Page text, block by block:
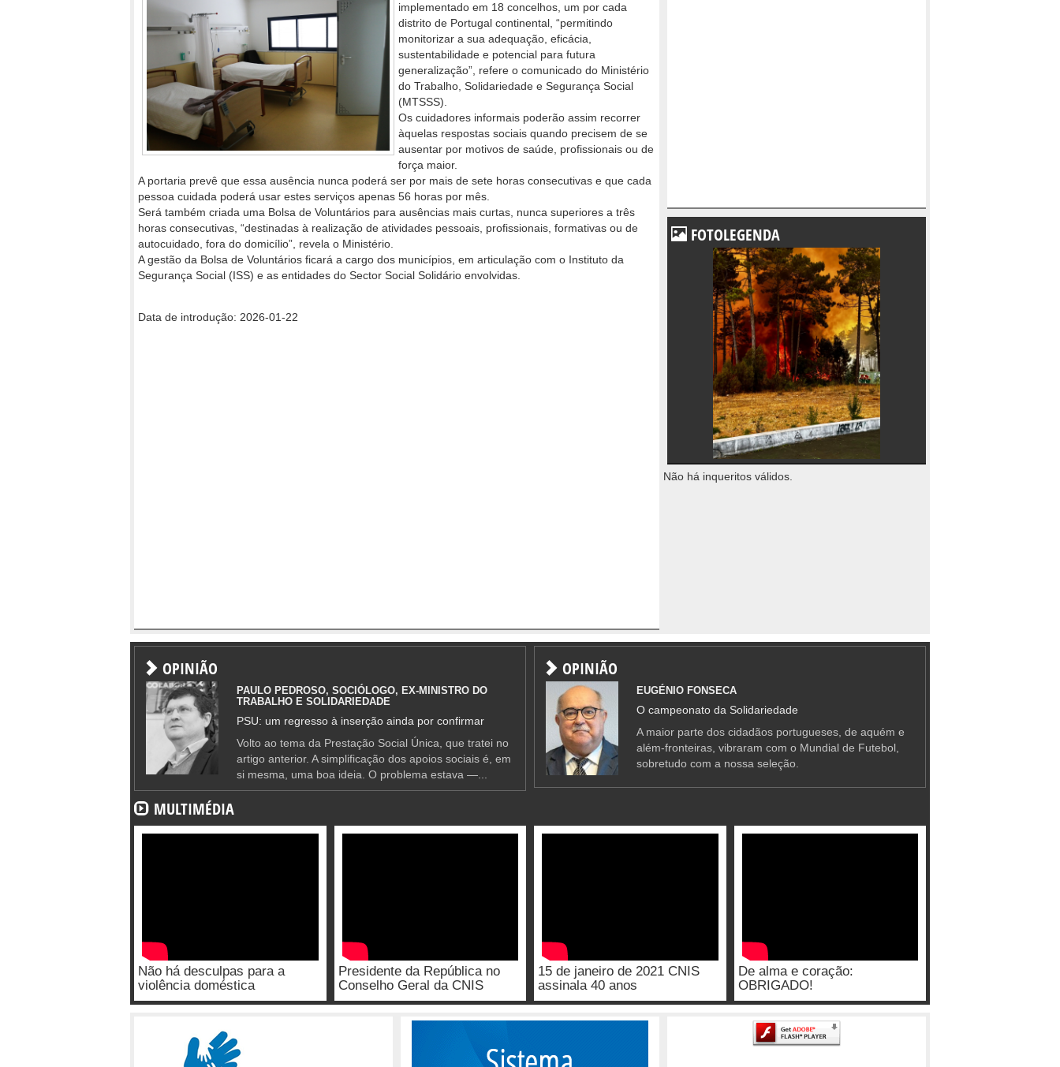
implementado em 18 concelhos, um por cada
distrito de Portugal continental, “permitindo
monitorizar a sua adequação, eficácia,
sustentabilidade e potencial para futura
generalização”, refere o comunicado do Ministério
do Trabalho, Solidariedade e Segurança Social
(MTSSS).
Os cuidadores informais poderão assim recorrer
àquelas respostas sociais quando precisem de se
ausentar por motivos de saúde, profissionais ou de
força maior.
A portaria prevê que essa ausência nunca poderá ser por mais de sete horas consecutivas e que cada
pessoa cuidada poderá usar estes serviços apenas 56 horas por mês.
Será também criada uma Bolsa de Voluntários para ausências mais curtas, nunca superiores a três
horas consecutivas, “destinadas à realização de atividades pessoais, profissionais, formativas ou de
autocuidado, fora do domicílio”, revela o Ministério.
A gestão da Bolsa de Voluntários ficará a cargo dos municípios, em articulação com o Instituto da
Segurança Social (ISS) e as entidades do Sector Social Solidário envolvidas.
Data de introdução: 2026-01-22
FOTOLEGENDA
Não há inqueritos válidos.
OPINIÃO
PAULO PEDROSO, SOCIÓLOGO, EX-MINISTRO DO
TRABALHO E SOLIDARIEDADE
PSU: um regresso à inserção ainda por confirmar
Volto ao tema da Prestação Social Única, que tratei no
artigo anterior. A simplificação dos apoios sociais é, em
si mesma, uma boa ideia. O problema estava —...
OPINIÃO
EUGÉNIO FONSECA
O campeonato da Solidariedade
A maior parte dos cidadãos portugueses, de aquém e
além-fronteiras, vibraram com o Mundial de Futebol,
sobretudo com a nossa seleção.
MULTIMÉDIA
Não há desculpas para a
violência doméstica
Presidente da República no
Conselho Geral da CNIS
15 de janeiro de 2021 CNIS
assinala 40 anos
De alma e coração:
OBRIGADO!